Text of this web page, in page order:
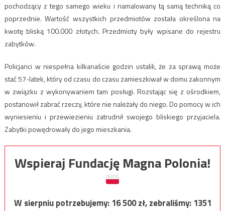
pochodzący z tego samego wieku i namalowany tą samą techniką co
poprzednie. Wartość wszystkich przedmiotów została określona na
kwotę bliską 100.000 złotych. Przedmioty były wpisane do rejestru
zabytków.
Policjanci w niespełna kilkanaście godzin ustalili, że za sprawą może
stać 57-latek, który od czasu do czasu zamieszkiwał w domu zakonnym
w związku z wykonywaniem tam posługi. Rozstając się z ośrodkiem,
postanowił zabrać rzeczy, które nie należały do niego. Do pomocy w ich
wyniesieniu i przewiezieniu zatrudnił swojego bliskiego przyjaciela.
Zabytki powędrowały do jego mieszkania.
Wspieraj Fundację Magna Polonia!
W sierpniu potrzebujemy:16 500zł, zebraliśmy:1351